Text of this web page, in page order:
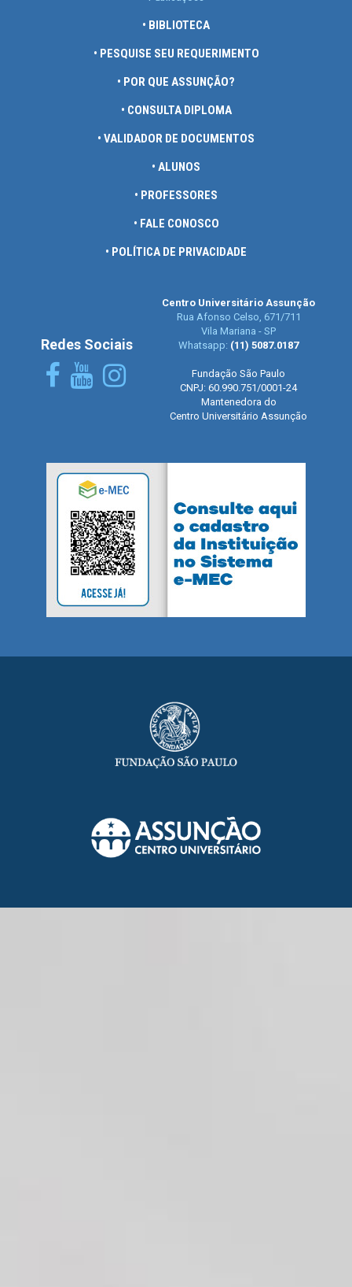
• BIBLIOTECA
• PESQUISE SEU REQUERIMENTO
• POR QUE ASSUNÇÃO?
• CONSULTA DIPLOMA
• VALIDADOR DE DOCUMENTOS
• ALUNOS
• PROFESSORES
• FALE CONOSCO
• POLÍTICA DE PRIVACIDADE
Redes Sociais
Centro Universitário Assunção
Rua Afonso Celso, 671/711
Vila Mariana - SP
Whatsapp: (11) 5087.0187
Fundação São Paulo
CNPJ: 60.990.751/0001-24
Mantenedora do
Centro Universitário Assunção